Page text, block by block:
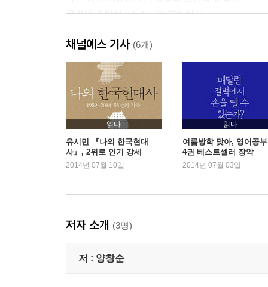
공감의 출발점 : 스스로와 화해하기
인생이란 말하는 대로 되어간다
감정의 질식 상태에서 벗어나려면
우리에게 진짜는 지금뿐이다
3장. 똑똑한 거리두기가 건강한 인간관계를 만든다
누구나 먼저 손 내밀어주길 원한다
호모 엠파티쿠스 : 상대방의 창으로 바라보기
‘파란 팀’에 들어갈 자격
한 끗만 덜 똑똑하게 행동하는 ‘똑똑이’
4장. 상처받지 않고 사람을 움직이는 관계의 심리학
우연과 변수와 아이러니의 총합이 인생이다
채널예스 기사 (6개)
읽다
유시민 『나의 한국현대
사』, 2위로 인기 강세
2014년 07월 10일
읽다
여름방학 맞아, 영어공
4권 베스트셀러 장악
2014년 07월 03일
저자 소개 (3명)
저 : 양창순